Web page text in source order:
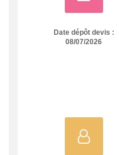
Date dépôt devis :
08/07/2026